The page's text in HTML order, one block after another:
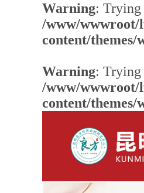
Warning: Trying
/www/wwwroot/
content/themes/
Warning: Trying
/www/wwwroot/
content/themes/